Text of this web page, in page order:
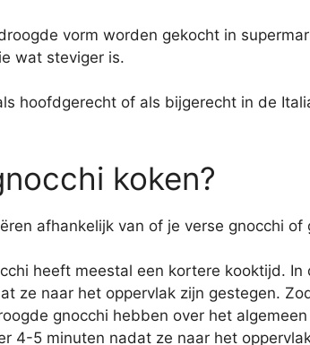
vorm worden gekocht in
wat steviger is.
hoofdgerecht of als bijgerecht in de
koken?
afhankelijk van of je verse gnocchi
heeft meestal een kortere kooktijd.
ze naar het oppervlak zijn gestegen.
gnocchi hebben over het
4-5 minuten nadat ze naar het